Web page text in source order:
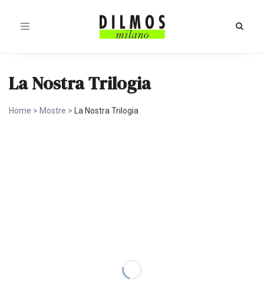
Toggle
La Nostra Trilogia
Home > Mostre > La Nostra Trilogia